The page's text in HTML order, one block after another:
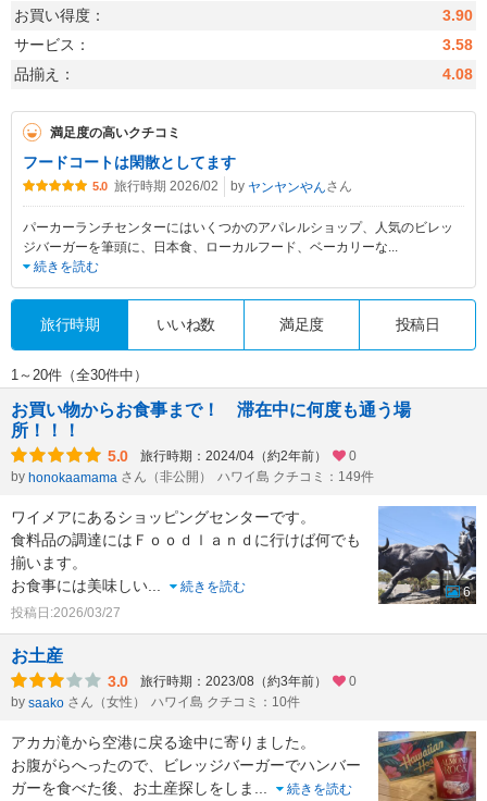
お買い得度：
3.90
サービス：
3.58
品揃え：
4.08
満足度の高いクチコミ
フードコートは閑散としてます
5.0 旅行時期 2026/02 by ヤンヤンやんさん
パーカーランチセンターにはいくつかのアパレルショップ、人気のビレッ
ジバーガーを筆頭に、日本食、ローカルフード、ベーカリーな...
続きを読む
旅行時期 いいね数 満足度 投稿日
1～20件（全30件中）
お買い物からお食事まで！ 滞在中に何度も通う場
所！！！
5.0 旅行時期：2024/04（約2年前）
0
by honokaamama さん（非公開） ハワイ島 クチコミ：149件
ワイメアにあるショッピングセンターです。
食料品の調達にはＦｏｏｄｌａｎｄに行けば何でも
揃います。
お食事には美味しい
続きを読む
投稿日:2026/03/27
6
お土産
3.0 旅行時期：2023/08（約3年前）
0
by saako さん（女性） ハワイ島 クチコミ：10件
アカカ滝から空港に戻る途中に寄りました。
お腹がらへったので、ビレッジバーガーでハンバー
ガーを食べた後、お土産探しをしま
続きを読む